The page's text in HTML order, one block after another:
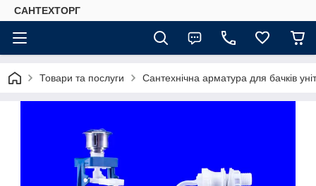
САНТЕХТОРГ
Товари та послуги Сантехнічна арматура для бачків